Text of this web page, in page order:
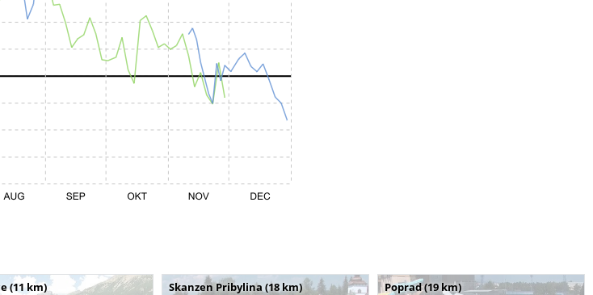
(11 km) Skanzen Pribylina (18 km) Poprad (19 km)